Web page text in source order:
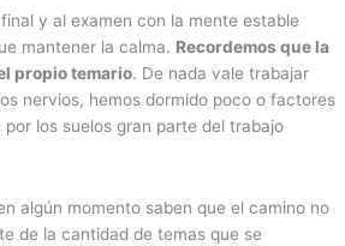
y al examen con la mente estable
mantener la calma. Recordemos que la
propio temario. De nada vale trabajar
nervios, hemos dormido poco o factores
los suelos gran parte del trabajo
algún momento saben que el camino no
de la cantidad de temas que se